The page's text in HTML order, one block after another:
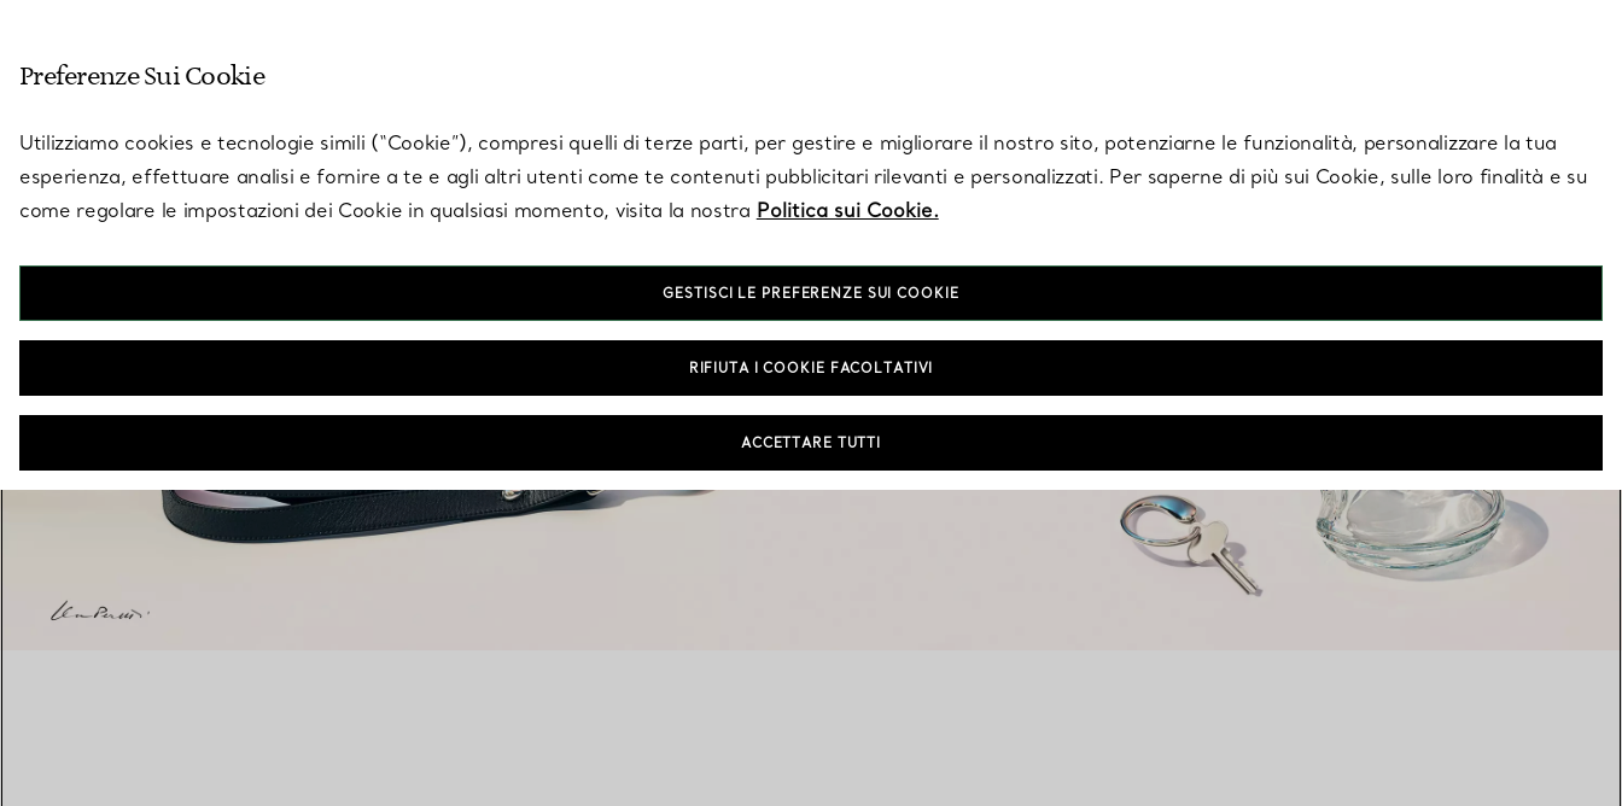
Fedi per Lei
Accessori Elsa Peretti®
piacevole allo sguardo e al tatto, in un’elegante fusione di bellezza e utilità.
Preferenze Sui Cookie
Utilizziamo cookies e tecnologie simili (“Cookie”), compresi quelli di terze parti, per gestire e migliorare il nostro sito, potenziarne le funzionalità, personalizzare la tua
esperienza, effettuare analisi e fornire a te e agli altri utenti come te contenuti pubblicitari rilevanti e personalizzati. Per saperne di più sui Cookie, sulle loro finalità e su
come regolare le impostazioni dei Cookie in qualsiasi momento, visita la nostra Politica sui Cookie.
GESTISCI LE PREFERENZE SUI COOKIE
RIFIUTA I COOKIE FACOLTATIVI
ACCETTARE TUTTI